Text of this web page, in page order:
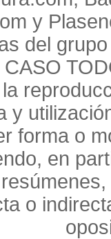
y
del
y
forma o
en
o